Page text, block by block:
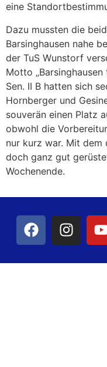
eine
Dazu mussten die
Barsinghausen nahe
der TuS Wunstorf
Motto
Sen. II B hatten sich
Hornberger und
souverän einen Platz
obwohl die
nur kurz war. Mit
doch ganz gut
Wochenende.